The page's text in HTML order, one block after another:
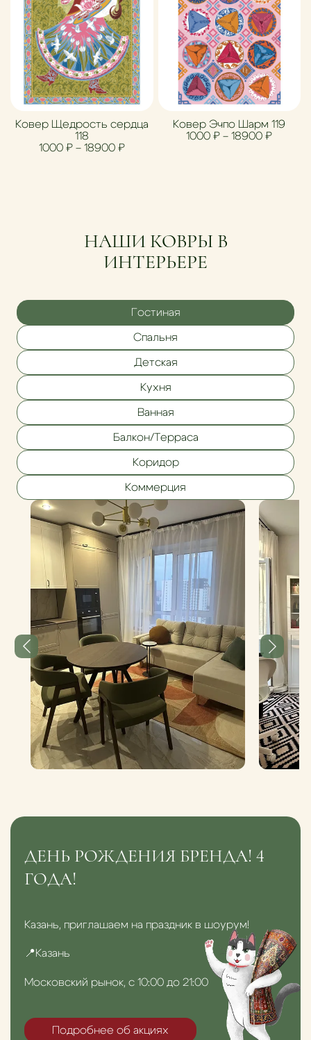
Ковер Щедрость сердца
118
1000 ₽ – 18900 ₽Диапазон цен: 1000 ₽ – 18900 ₽
Ковер Эчпо Шарм 119
1000₽ – 18900₽
НАШИ КОВРЫ В
ИНТЕРЬЕРЕ
Гостиная
Спальня
Детская
Кухня
Ванная
Балкон/Терраса
Коридор
Коммерция
ДЕНЬ РОЖДЕНИЯ БРЕНДА! 4
ГОДА!
Казань, приглашаем на праздник в шоурум!
📍Казань
Московский рынок, с 10:00 до 21:00
Подробнее об акциях